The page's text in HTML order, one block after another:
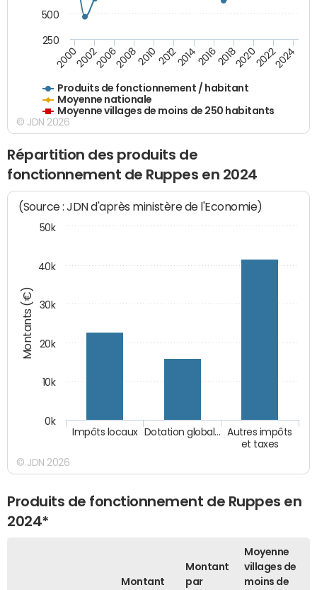
Produits de fonctionnement / habitant
Moyenne nationale
Moyenne villages de moins de 250 habitants
200020022006200820102012201420162018202020222024
250
500
© JDN 2026
Répartition des produits de
fonctionnement de Ruppes en 2024
Montants (€)
(Source : JDN d'après ministère de l'Economie)
Autres impôts
et taxes
Dotation global…
Impôts locaux
0k
10k
20k
30k
40k
50k
© JDN 2026
Produits de fonctionnement de Ruppes en
2024*
Montant
Montant
par
Moyenne
villages de
moins de